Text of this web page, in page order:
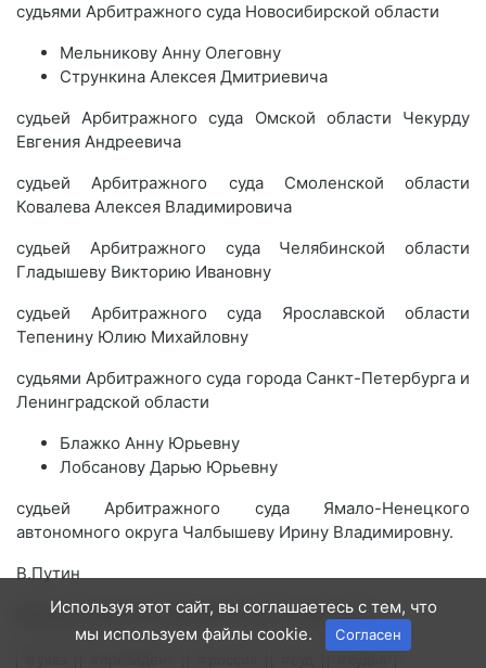
судьями Арбитражного суда Новосибирской области
Мельникову Анну Олеговну
Стрункина Алексея Дмитриевича
судьей Арбитражного суда Омской области Чекурду
Евгения Андреевича
судьей Арбитражного суда Смоленской области
Ковалева Алексея Владимировича
судьей Арбитражного суда Челябинской области
Гладышеву Викторию Ивановну
судьей Арбитражного суда Ярославской области
Тепенину Юлию Михайловну
судьями Арбитражного суда города Санкт-Петербурга и
Ленинградской области
Блажко Анну Юрьевну
Лобсанову Дарью Юрьевну
судьей Арбитражного суда Ямало-Ненецкого
автономного округа Чалбышеву Ирину Владимировну.
В.Путин
Москва, Кремль 20 февраля 2020 года № 142
Используя этот сайт, вы соглашаетесь с тем, что
мы используем файлы cookie.
Согласен